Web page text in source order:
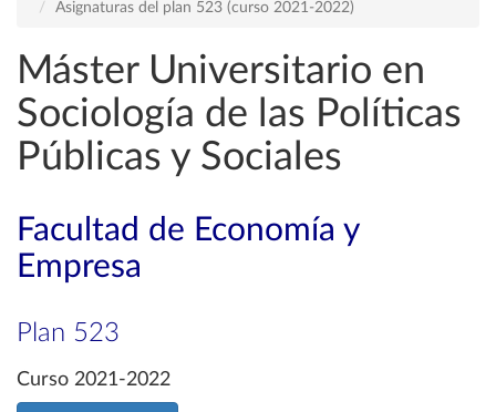
Asignaturas del plan 523 (curso 2021-2022)
Máster Universitario en
Sociología de las Políticas
Públicas y Sociales
Facultad de Economía y
Empresa
Plan 523
Curso 2021-2022